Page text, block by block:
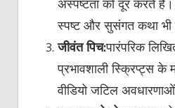
अस्पष्टता को दूर करते
स्पष्ट और सुसंगत कथा भी
जीवंत पिच:पारंपरिक
प्रभावशाली स्क्रिप्ट्स के
वीडियो जटिल